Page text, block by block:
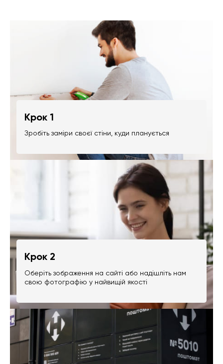
Крок 1
Зробіть заміри своєї стіни, куди планується
Крок 2
Оберіть зображення на сайті або надішліть нам
свою фотографію у найвищій якості